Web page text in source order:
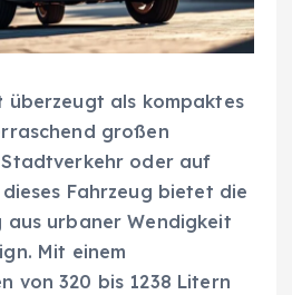
überzeugt als kompaktes
großen
oder auf
Fahrzeug bietet die
aus urbaner Wendigkeit
Mit einem
von 320 bis 1238 Litern